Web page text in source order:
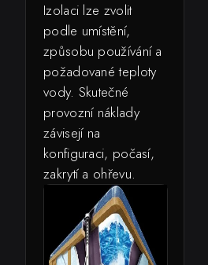
Izolaci lze zvolit
podle umístění,
způsobu používání a
požadované teploty
vody. Skutečné
provozní náklady
závisejí na
konfiguraci, počasí,
zakrytí a ohřevu.